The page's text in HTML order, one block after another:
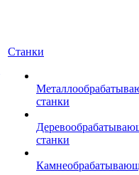
Станки
станки
станки